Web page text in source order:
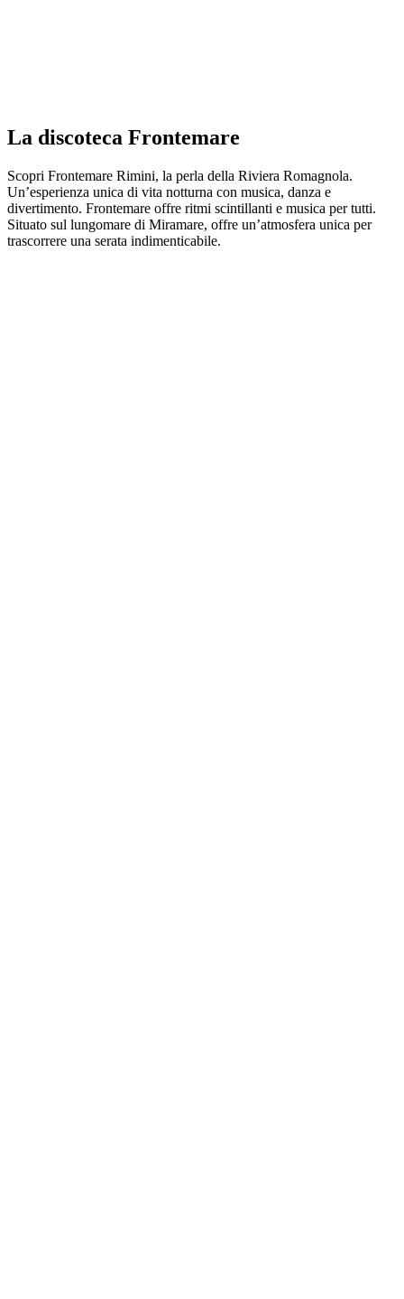
La discoteca Frontemare
Scopri Frontemare Rimini, la perla della Riviera Romagnola.
Un’esperienza unica di vita notturna con musica, danza e
divertimento. Frontemare offre ritmi scintillanti e musica per tutti.
Situato sul lungomare di Miramare, offre un’atmosfera unica per
trascorrere una serata indimenticabile.